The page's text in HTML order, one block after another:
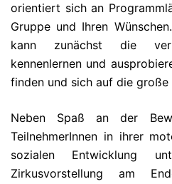
orientiert sich an
Gruppe und Ihren
kann zunächst die
kennenlernen und
finden und sich auf die
Neben Spaß an der
TeilnehmerInnen in ihrer
sozialen Entwicklung
Zirkusvorstellung am